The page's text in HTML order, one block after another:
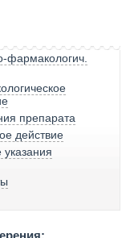
фармакологич.
препарата
действие